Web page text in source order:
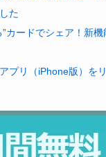
た
カードでシェア！新
プリ（iPhone版）を